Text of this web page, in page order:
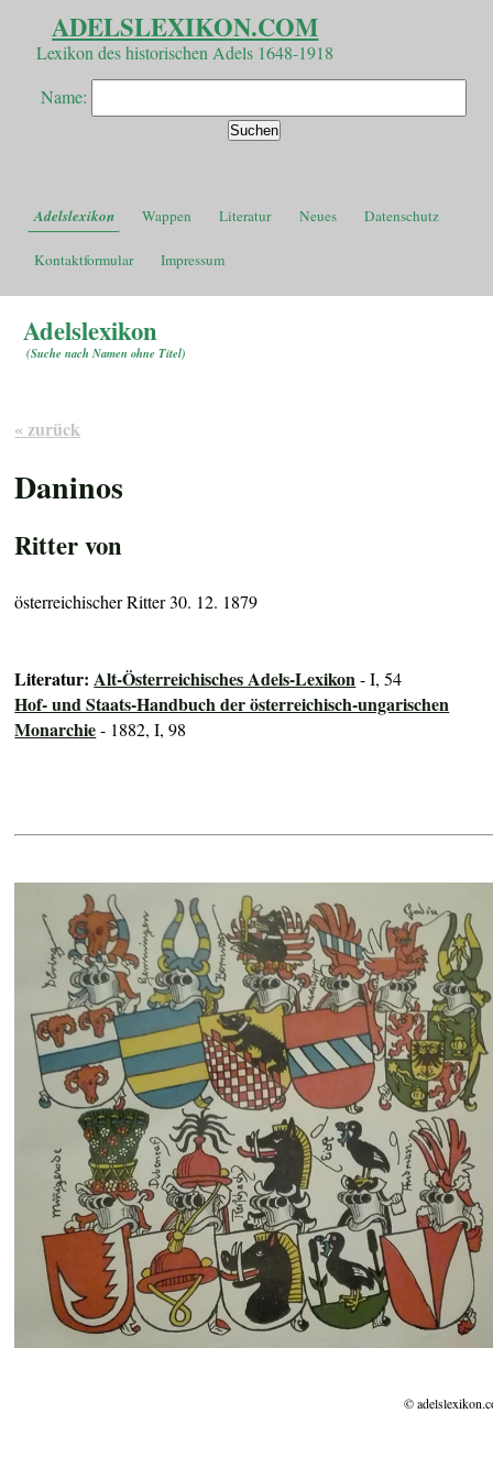
ADELSLEXIKON.COM
Lexikon des historischen Adels 1648-1918
Name:
Adelslexikon Wappen Literatur Neues Datenschutz
Kontaktformular Impressum
Adelslexikon
(Suche nach Namen ohne Titel)
« zurück
Daninos
Ritter von
österreichischer Ritter 30. 12. 1879
Literatur:Alt-Österreichisches Adels-Lexikon- I, 54
Hof- und Staats-Handbuch der österreichisch-ungarischen
Monarchie- 1882, I, 98
©